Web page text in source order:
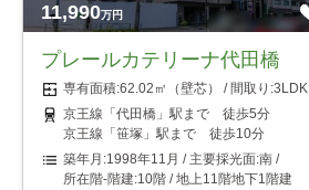
11,990万円
プレールカテリーナ代田橋
62.02㎡（壁芯）
3LDK
京王線「代田橋」駅まで 徒歩5分
京王線「笹塚」駅まで 徒歩10分
1998年11月
南
10階 / 地上11階地下1階建